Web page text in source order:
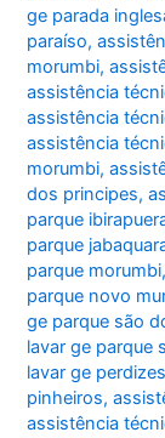
ge parada
paraíso,
morumbi,
assistência
assistência
assistência
morumbi,
dos principes,
parque
parque
parque morumbi
parque novo
ge parque são
lavar ge parque
lavar ge perdizes
pinheiros,
assistência